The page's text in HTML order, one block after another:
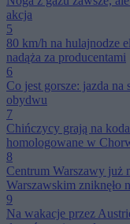
akcja
5
80 km/h na hulajnodze
nadąża za producentami
6
Co jest gorsze: jazda na
obydwu
7
Chińczycy grają na
homologowane w
8
Centrum Warszawy już
Warszawskim zniknęło
9
Na wakacje przez